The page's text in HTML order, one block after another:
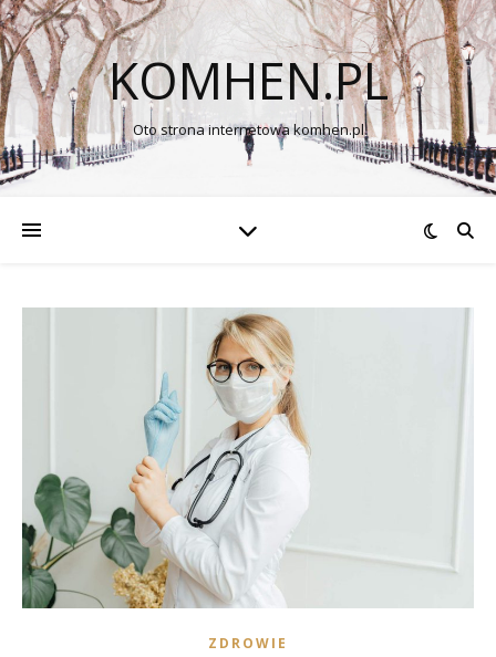
KOMHEN.PL
Oto strona internetowa komhen.pl
ZDROWIE